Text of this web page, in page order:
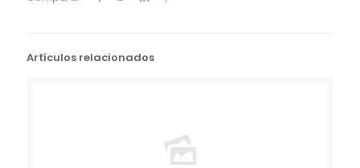
Artículos relacionados